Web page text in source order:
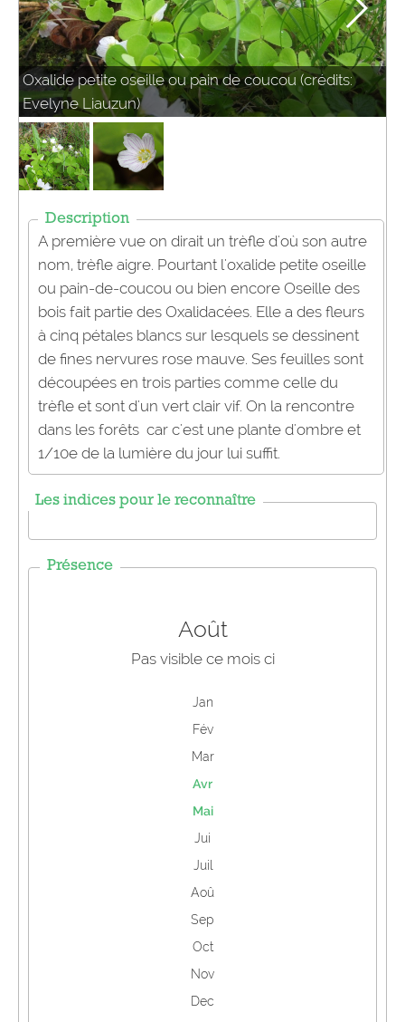
Oxalide petite oseille ou pain de coucou (crédits:
Evelyne Liauzun)
Description
A première vue on dirait un trèfle d'où son autre
nom, trèfle aigre. Pourtant l'oxalide petite oseille
ou pain-de-coucou ou bien encore Oseille des
bois fait partie des Oxalidacées. Elle a des fleurs
à cinq pétales blancs sur lesquels se dessinent
de fines nervures rose mauve. Ses feuilles sont
découpées en trois parties comme celle du
trèfle et sont d'un vert clair vif. On la rencontre
dans les forêts car c'est une plante d'ombre et
1/10e de la lumière du jour lui suffit.
Les indices pour le reconnaître
Présence
Août
Pas visible ce mois ci
Jan
Fév
Mar
Avr
Mai
Jui
Juil
Aoû
Sep
Oct
Nov
Dec